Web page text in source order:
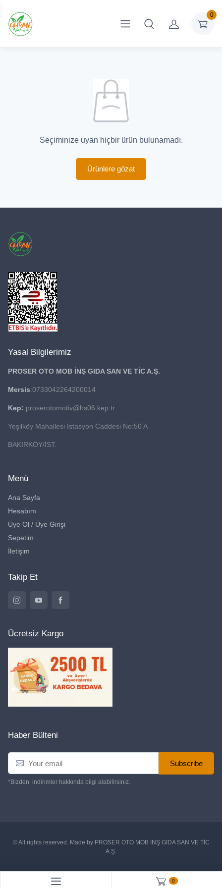
0
Seçiminize uyan hiçbir ürün bulunamadı.
Ürünlere gözat
Yasal Bilgilerimiz
PROSER OTO MOB İNŞ GIDASAN VE TİC A.Ş.
Mersis:0733042264200014
Kep: proserotomotiv@hs06.kep.tr
Yeşilköy Mahallesi İstasyon Caddesi No:50 A
BAKIRKÖY/İST.
Menü
Ana Sayfa
Hesabım
Üye Ol / Üye Girişi
Sepetim
İletişim
Takip Et
Ücretsiz Kargo
Haber Bülteni
Subscribe
*Bizden indirimler hakkında bilgi alabilirsiniz.
© All rights reserved. Made by PROSER OTO MOB İNŞ GIDA SAN VE TİC
A.Ş.
0